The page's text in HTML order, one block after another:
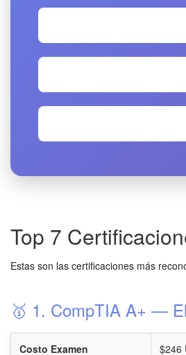
Top 7
Estas son las certificaciones más
🥇 1. CompTIA A+ —
Costo Examen $246